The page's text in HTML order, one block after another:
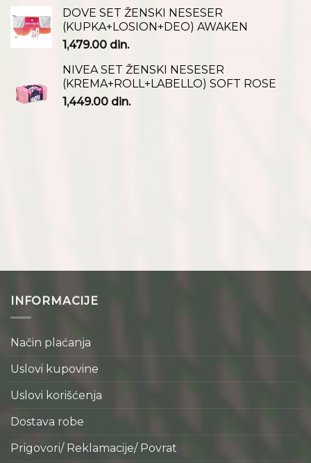
DOVE SET ŽENSKI NESESER
(KUPKA+LOSION+DEO) AWAKEN
1,479.00 din.
NIVEA SET ŽENSKI NESESER
(KREMA+ROLL+LABELLO) SOFT ROSE
1,449.00 din.
INFORMACIJE
Način plaćanja
Uslovi kupovine
Uslovi korišćenja
Dostava robe
Prigovori/ Reklamacije/ Povrat